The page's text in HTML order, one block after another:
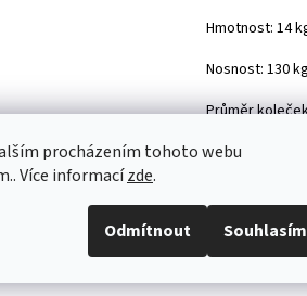
procházením tohoto webu
Více informacízde.
Odmítnout Souhlasím
Hmotnost: 14
Nosnost: 130 kg
Průměr
Detailní